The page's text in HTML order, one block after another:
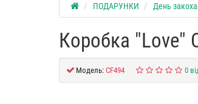
ПОДАРУНКИ День
Коробка "Love"
Модель: CF494 0